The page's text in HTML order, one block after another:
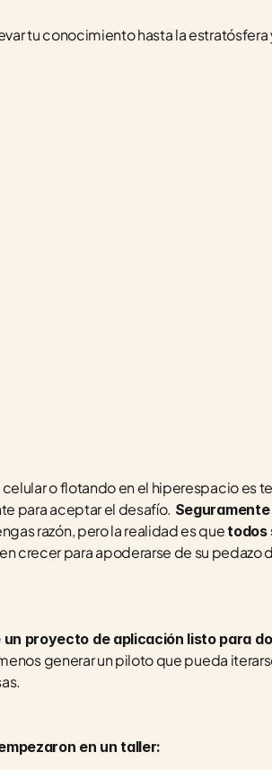
tu conocimiento hasta la estratósfera
o flotando en el hiperespacio es
para aceptar el desafío.
razón, pero la realidad es que todos
crecer para apoderarse de su pedazo
proyecto de aplicación listo para
generar un piloto que pueda
en un taller: